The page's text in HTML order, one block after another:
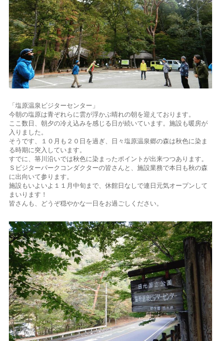
「塩原温泉ビジターセンター」
今朝の塩原は青ぞれらに雲が浮かぶ晴れの朝を迎えております。
ここ数日、朝夕の冷え込みを感じる日が続いています。施設も暖房が
入りました。
そうです、１０月も２０日を過ぎ、日々塩原温泉郷の森は秋色に染ま
る時期に突入しています。
すでに、箒川沿いでは秋色に染まったポイントが出来つつあります。
Ｓビジターパークコンダクターの皆さんと、施設業務で本日も秋の森
に出向いて参ります。
施設もいよいよ１１月中旬まで、休館日なしで連日元気オープンして
まいります！
皆さんも、どうぞ穏やかな一日をお過ごしください。